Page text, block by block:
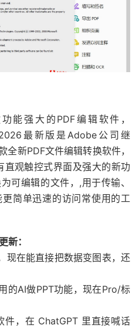
能强大的PDF编辑软件，
最新版是Adobe公司继
新PDF文件编辑转换软件，
观触控式界面及强大的新功
可编辑的文件，,用于传输、
简单迅速的访问常使用的工
：
现在能直接把数据变图表，还
的AI做PPT功能，现在Pro/标
件，在 ChatGPT 里直接喊话